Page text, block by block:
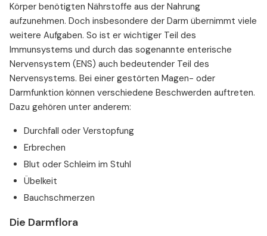
Körper benötigten Nährstoffe aus der Nahrung
aufzunehmen. Doch insbesondere der Darm übernimmt viele
weitere Aufgaben. So ist er wichtiger Teil des
Immunsystems und durch das sogenannte enterische
Nervensystem (ENS) auch bedeutender Teil des
Nervensystems. Bei einer gestörten Magen- oder
Darmfunktion können verschiedene Beschwerden auftreten.
Dazu gehören unter anderem:
Durchfall oder Verstopfung
Erbrechen
Blut oder Schleim im Stuhl
Übelkeit
Bauchschmerzen
Die Darmflora